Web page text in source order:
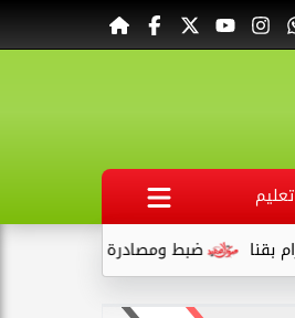
تعليم
ضبط ومصادرة 340 كجم لحوم غير صالحة وتحرير 39 مخالفة في المنيا